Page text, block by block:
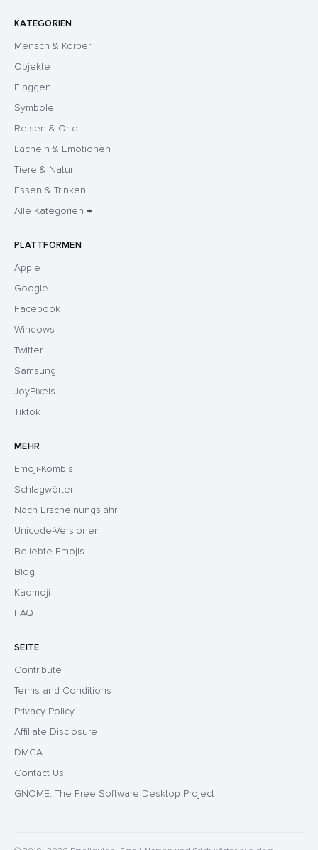
KATEGORIEN
Mensch & Körper
Objekte
Flaggen
Symbole
Reisen & Orte
Lächeln & Emotionen
Tiere & Natur
Essen & Trinken
Alle Kategorien →
PLATTFORMEN
Apple
Google
Facebook
Windows
Twitter
Samsung
JoyPixels
Tiktok
MEHR
Emoji-Kombis
Schlagwörter
Nach Erscheinungsjahr
Unicode-Versionen
Beliebte Emojis
Blog
Kaomoji
FAQ
SEITE
Contribute
Terms and Conditions
Privacy Policy
Affiliate Disclosure
DMCA
Contact Us
GNOME: The Free Software Desktop Project